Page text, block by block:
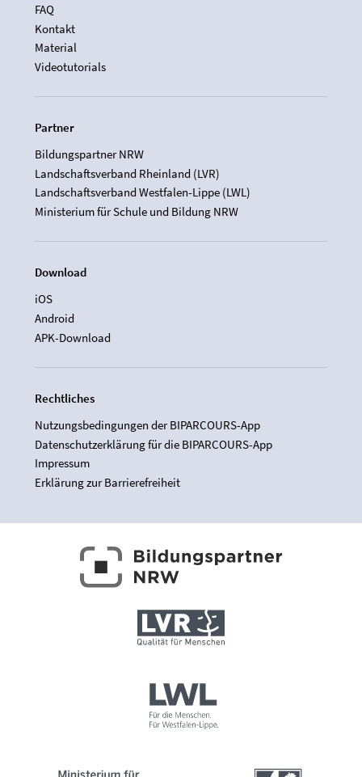
FAQ
Kontakt
Material
Videotutorials
Partner
Bildungspartner NRW
Landschaftsverband Rheinland (LVR)
Landschaftsverband Westfalen-Lippe (LWL)
Ministerium für Schule und Bildung NRW
Download
iOS
Android
APK-Download
Rechtliches
Nutzungsbedingungen der BIPARCOURS-App
Datenschutzerklärung für die BIPARCOURS-App
Impressum
Erklärung zur Barrierefreiheit